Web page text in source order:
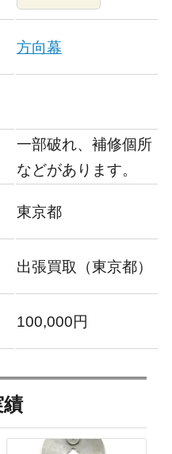
方向幕
一部破れ、補修個所
などがあります。
東京都
出張買取（東京都）
100,000円